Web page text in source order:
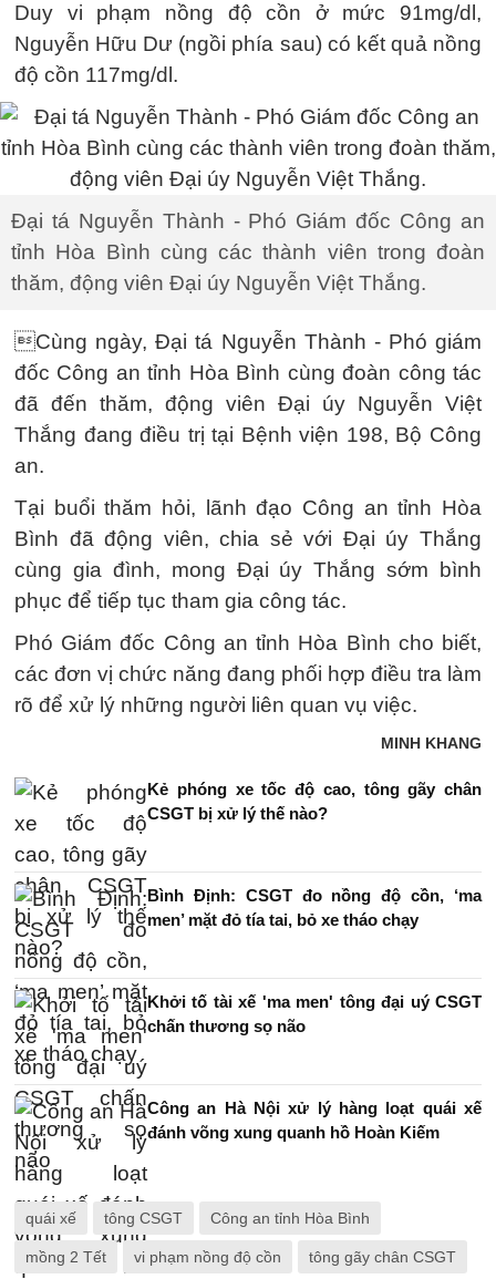
Duy vi phạm nồng độ cồn ở mức 91mg/dl,
Nguyễn Hữu Dư (ngồi phía sau) có kết quả nồng
độ cồn 117mg/dl.
Đại tá Nguyễn Thành - Phó Giám đốc Công an
tỉnh Hòa Bình cùng các thành viên trong đoàn
thăm, động viên Đại úy Nguyễn Việt Thắng.
Cùng ngày, Đại tá Nguyễn Thành - Phó giám
đốc Công an tỉnh Hòa Bình cùng đoàn công tác
đã đến thăm, động viên Đại úy Nguyễn Việt
Thắng đang điều trị tại Bệnh viện 198, Bộ Công
an.
Tại buổi thăm hỏi, lãnh đạo Công an tỉnh Hòa
Bình đã động viên, chia sẻ với Đại úy Thắng
cùng gia đình, mong Đại úy Thắng sớm bình
phục để tiếp tục tham gia công tác.
Phó Giám đốc Công an tỉnh Hòa Bình cho biết,
các đơn vị chức năng đang phối hợp điều tra làm
rõ để xử lý những người liên quan vụ việc.
MINH KHANG
Kẻ phóng xe tốc độ cao, tông gãy chân
CSGT bị xử lý thế nào?
Bình Định: CSGT đo nồng độ cồn, ‘ma
men’ mặt đỏ tía tai, bỏ xe tháo chạy
Khởi tố tài xế 'ma men' tông đại uý CSGT
chấn thương sọ não
Công an Hà Nội xử lý hàng loạt quái xế
đánh võng xung quanh hồ Hoàn Kiếm
quái xế tông CSGT Công an tỉnh Hòa Bình
mồng 2 Tết vi phạm nồng độ cồn tông gãy chân CSGT